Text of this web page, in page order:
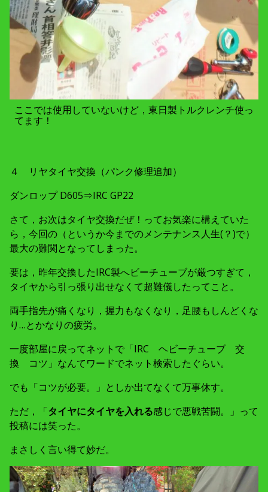
ここでは使用していないけど，東日製トルクレンチ使っ
てます！
４ リヤタイヤ交換（パンク修理追加）
ダンロップ D605⇒IRC GP22
さて，お次はタイヤ交換だぜ！ってお気楽に構えていた
ら，今回の（というか今までのメンテナンス人生(？)で）
最大の難関となってしまった。
要は，昨年交換したIRC製へビーチューブが厳つすぎて，
タイヤから引っ張り出せなくて超難儀したってこと。
両手指先が痛くなり，握力もなくなり，足腰もしんどくな
り…とかなりの疲労。
一度部屋に戻ってネットで「IRC ヘビーチューブ 交
換 コツ」なんてワードでネット検索したぐらい。
でも「コツが必要。」としか出てなくて万事休す。
ただ，「タイヤにタイヤを入れる感じで悪戦苦闘。」って
投稿には笑った。
まさしく言い得て妙だ。